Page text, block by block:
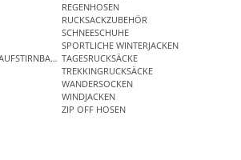
REGENHOSEN
RUCKSACKZUBEHÖR
SCHNEESCHUHE
SPORTLICHE WINTERJACKEN
TAGESRUCKSÄCKE
TREKKINGRUCKSÄCKE
WANDERSOCKEN
WINDJACKEN
ZIP OFF HOSEN